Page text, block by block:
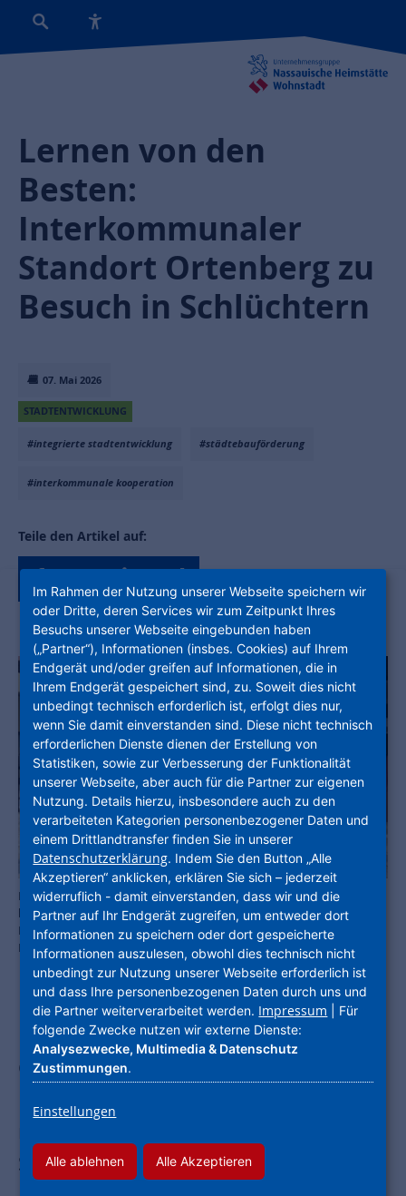
07. Mai 2026
STADTENTWICKLUNG
#integrierte stadtentwicklung #städtebauförderung
#interkommunale kooperation
Teile den Artikel auf:
Lernen von den
Besten:
Interkommunaler
Standort Ortenberg zu
Besuch in Schlüchtern
Interkommunaler Austausch: Eine Delegation der Stadt Ortenberg
besuchte die Stadt Schlüchtern, um sich über erfolgreiche
Maßnahmen der Innenstadtentwicklung auszutauschen. Foto:
ProjektStadt
Echter Mehrwert statt „Nice-to-have“:
Gegenseitiger Austausch und
Erkenntnisgewinn als Basis für
Stadtentwicklung
Im Rahmen der Nutzung unserer Webseite speichern wir
oder Dritte, deren Services wir zum Zeitpunkt Ihres
Besuchs unserer Webseite eingebunden haben
(„Partner“), Informationen (insbes. Cookies) auf Ihrem
Endgerät und/oder greifen auf Informationen, die in
Ihrem Endgerät gespeichert sind, zu. Soweit dies nicht
unbedingt technisch erforderlich ist, erfolgt dies nur,
wenn Sie damit einverstanden sind. Diese nicht technisch
erforderlichen Dienste dienen der Erstellung von
Statistiken, sowie zur Verbesserung der Funktionalität
unserer Webseite, aber auch für die Partner zur eigenen
Nutzung. Details hierzu, insbesondere auch zu den
verarbeiteten Kategorien personenbezogener Daten und
einem Drittlandtransfer finden Sie in unserer
Datenschutzerklärung. Indem Sie den Button „Alle
Akzeptieren“ anklicken, erklären Sie sich – jederzeit
widerruflich - damit einverstanden, dass wir und die
Partner auf Ihr Endgerät zugreifen, um entweder dort
Informationen zu speichern oder dort gespeicherte
Informationen auszulesen, obwohl dies technisch nicht
unbedingt zur Nutzung unserer Webseite erforderlich ist
und dass Ihre personenbezogenen Daten durch uns und
die Partner weiterverarbeitet werden. Impressum | Für
folgende Zwecke nutzen wir externe Dienste:
Analysezwecke, Multimedia & Datenschutz
Zustimmungen.
Einstellungen
Alle ablehnen Alle Akzeptieren